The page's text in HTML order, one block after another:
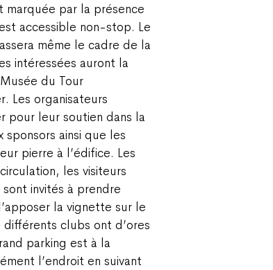
marquée par la présence
accessible non-stop. Le
même le cadre de la
intéressées auront la
du Tour
Les organisateurs
pour leur soutien dans la
ainsi que les
pierre à l’édifice. Les
les visiteurs
invités à prendre
la vignette sur le
clubs ont d’ores
parking est à la
l’endroit en suivant